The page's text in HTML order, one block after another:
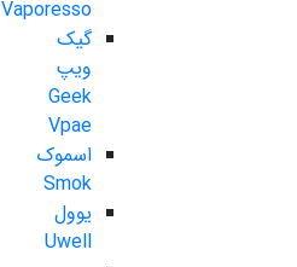
Vaporesso
گیک
ویپ
Geek
Vpae
اسموک
Smok
یوول
Uwell